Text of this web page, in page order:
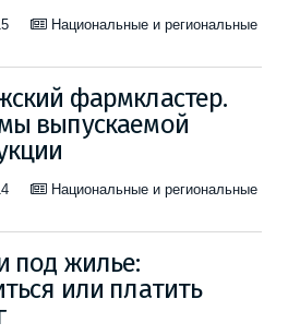
Национальные и региональные
фармкластер.
выпускаемой
Национальные и региональные
под жилье:
или платить